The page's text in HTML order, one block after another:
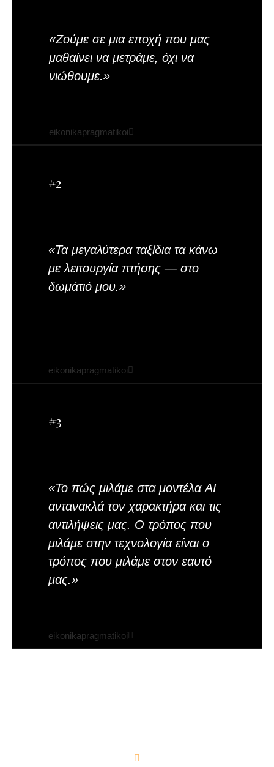
«Ζούμε σε μια εποχή που μας
μαθαίνει να μετράμε, όχι να
νιώθουμε.»
eikonikapragmatikoi
#2
«Τα μεγαλύτερα ταξίδια τα κάνω
με λειτουργία πτήσης — στο
δωμάτιό μου.»
eikonikapragmatikoi
#3
«Το πώς μιλάμε στα μοντέλα AI
αντανακλά τον χαρακτήρα και τις
αντιλήψεις μας. Ο τρόπος που
μιλάμε στην τεχνολογία είναι ο
τρόπος που μιλάμε στον εαυτό
μας.»
eikonikapragmatikoi